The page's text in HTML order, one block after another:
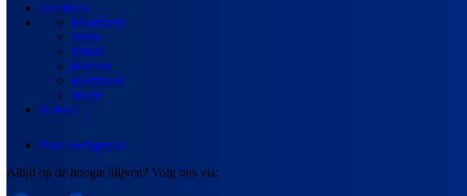
Vacatures
Maastricht
Venlo
Sittard
Heerlen
Roermond
Weert
Actueel
Voor werkgevers
Altijd op de hoogte blijven? Volg ons via: